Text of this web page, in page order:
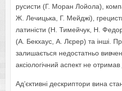
русисти (Г. Моран Лойола),
Ж. Лечицька, Г. Мейджі),
латиністи (Н. Тимейчук, Н.
(А. Бекхаус, А. Лєрер) та інші.
залишається недостатньо
аксіологічний аспект не
Ад’єктивні дескриптори вина